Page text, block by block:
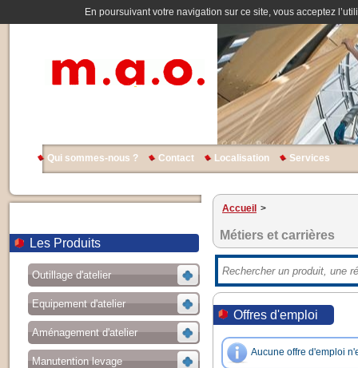
En poursuivant votre navigation sur ce site, vous acceptez
Qui sommes-nous ? Contact Localisation Services
Les Produits
Outillage d'atelier
Equipement d'atelier
Aménagement d'atelier
Manutention levage
Accueil >
Métiers et carrières
Offres d'emploi
Aucune offre d'emploi